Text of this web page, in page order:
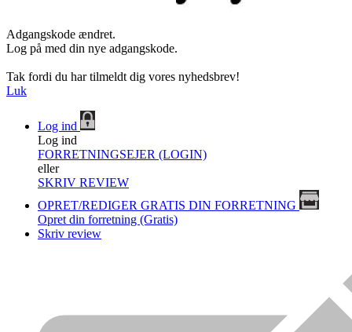
Adgangskode ændret.
Log på med din nye adgangskode.
Tak fordi du har tilmeldt dig vores nyhedsbrev!
Luk
Log ind
Log ind
FORRETNINGSEJER (LOGIN)
eller
SKRIV REVIEW
OPRET/REDIGER GRATIS DIN FORRETNING
Opret din forretning (Gratis)
Skriv review